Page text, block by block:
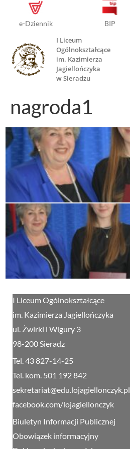
e-Dziennik BIP
I Liceum
Ogólnokształcące
im. Kazimierza
Jagiellończyka
w Sieradzu
nagroda1
I Liceum Ogólnokształcące
im. Kazimierza Jagiellończyka
ul. Żwirki i Wigury 3
98-200 Sieradz
Tel. 43 827-14-25
Tel. kom. 501 192 842
sekretariat@edu.lojagiellonczyk.pl
facebook.com/lojagiellonczyk
Biuletyn Informacji Publicznej
Obowiązek informacyjny